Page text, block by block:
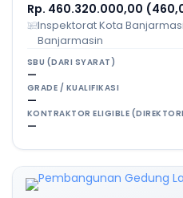
Rp. 460.320.000,00
Inspektorat Kota
Banjarmasin
SBU (DARI SYARAT)
—
GRADE / KUALIFIKASI
—
KONTRAKTOR ELIGIBLE
—